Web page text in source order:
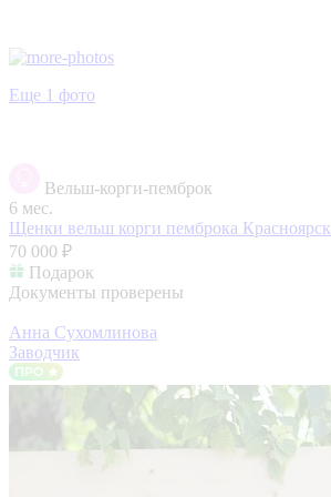
Еще 1 фото
Вельш-корги-пемброк
6 мес.
Щенки вельш корги пемброка Красноярск
70 000 ₽
Подарок
Документы проверены
Анна Сухомлинова
Заводчик